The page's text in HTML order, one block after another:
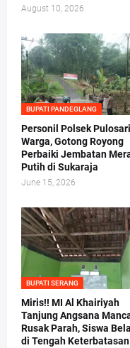
August 10, 2026
BUPATI PANDEGLANG
Personil Polsek
Warga, Gotong Royong
Perbaiki Jembatan
Putih di Sukaraja
June 15, 2026
BUPATI SERANG
Miris!! MI Al Khairiyah
Tanjung Angsana
Rusak Parah, Siswa
di Tengah Keterbatasan